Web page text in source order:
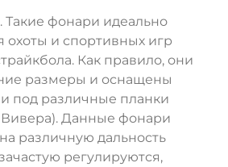
Такие фонари идеально
охоты и спортивных игр
Как правило, они
размеры и оснащены
под различные планки
Данные фонари
различную дальность
регулируются,